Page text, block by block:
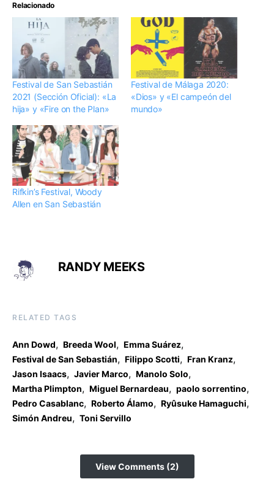
Relacionado
Festival de San Sebastián
2021 (Sección Oficial): «La
hija» y «Fire on the Plan»
Festival de Málaga 2020:
«Dios» y «El campeón del
mundo»
Rifkin’s Festival, Woody
Allen en San Sebastián
RANDY MEEKS
RELATED TAGS
Ann Dowd, Breeda Wool, Emma Suárez,
Festival de San Sebastián, Filippo Scotti, Fran Kranz,
Jason Isaacs, Javier Marco, Manolo Solo,
Martha Plimpton, Miguel Bernardeau, paolo sorrentino,
Pedro Casablanc, Roberto Álamo, Ryûsuke Hamaguchi,
Simón Andreu, Toni Servillo
View Comments (2)